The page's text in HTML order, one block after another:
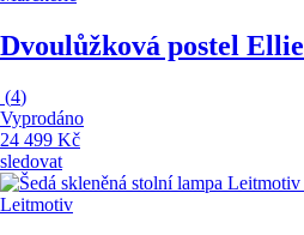
Dvoulůžková postel Ellie
(4)
Vyprodáno
24 499 Kč
sledovat
Leitmotiv